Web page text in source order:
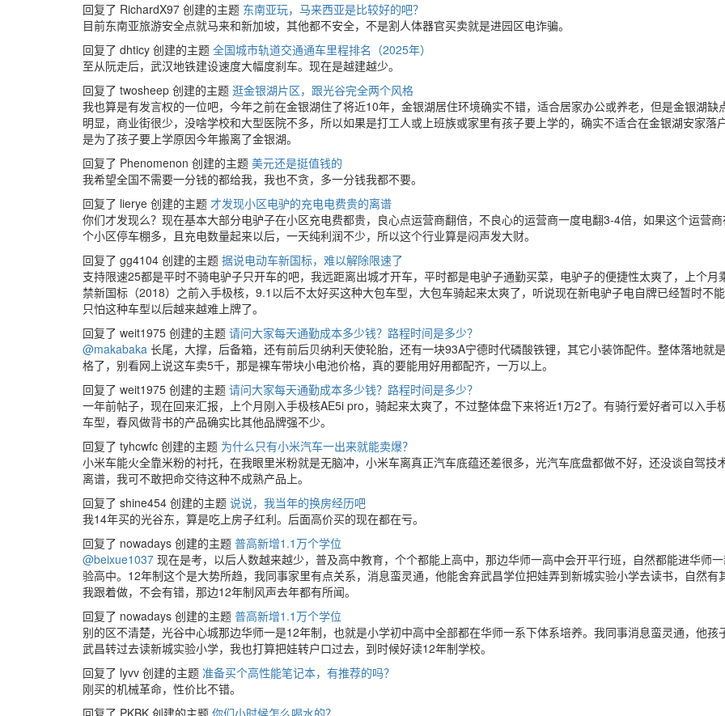
回复了 RichardX97 创建的主题 东南亚玩，马来西亚是比较好的吧？
目前东南亚旅游安全点就马来和新加坡，其他都不安全，不是割人体器官买卖就是进园区电诈骗。
回复了 dhticy 创建的主题 全国城市轨道交通通车里程排名（2025年）
至从阮走后，武汉地铁建设速度大幅度刹车。现在是越建越少。
回复了 twosheep 创建的主题 逛金银湖片区，跟光谷完全两个风格
我也算是有发言权的一位吧，今年之前在金银湖住了将近10年，金银湖居住环境确实不错，适合居家办公或养老，但是金银湖缺
明显，商业街很少，没啥学校和大型医院不多，所以如果是打工人或上班族或家里有孩子要上学的，确实不适合在金银湖安家落
是为了孩子要上学原因今年搬离了金银湖。
回复了 Phenomenon 创建的主题 美元还是挺值钱的
我希望全国不需要一分钱的都给我，我也不贪，多一分钱我都不要。
回复了 lierye 创建的主题 才发现小区电驴的充电电费贵的离谱
你们才发现么？现在基本大部分电驴子在小区充电费都贵，良心点运营商翻倍，不良心的运营商一度电翻3-4倍，如果这个运营
个小区停车棚多，且充电数量起来以后，一天纯利润不少，所以这个行业算是闷声发大财。
回复了 gg4104 创建的主题 据说电动车新国标，难以解除限速了
支持限速25都是平时不骑电驴子只开车的吧，我远距离出城才开车，平时都是电驴子通勤买菜，电驴子的便捷性太爽了，上个月
禁新国标（2018）之前入手极核，9.1以后不太好买这种大包车型，大包车骑起来太爽了，听说现在新电驴子电自牌已经暂时不能
只怕这种车型以后越来越难上牌了。
回复了 weit1975 创建的主题 请问大家每天通勤成本多少钱？路程时间是多少？
@makabaka 长尾，大撑，后备箱，还有前后贝纳利天使轮胎，还有一块93A宁德时代磷酸铁锂，其它小装饰配件。整体落地就
格了，别看网上说这车卖5千，那是裸车带块小电池价格，真的要能用好用都配齐，一万以上。
回复了 weit1975 创建的主题 请问大家每天通勤成本多少钱？路程时间是多少？
一年前帖子，现在回来汇报，上个月刚入手极核AE5i pro，骑起来太爽了，不过整体盘下来将近1万2了。有骑行爱好者可以入手
车型，春风做背书的产品确实比其他品牌强不少。
回复了 tyhcwfc 创建的主题 为什么只有小米汽车一出来就能卖爆？
小米车能火全靠米粉的衬托，在我眼里米粉就是无脑冲，小米车离真正汽车底蕴还差很多，光汽车底盘都做不好，还没谈自驾技
离谱，我可不敢把命交待这种不成熟产品上。
回复了 shine454 创建的主题 说说，我当年的换房经历吧
我14年买的光谷东，算是吃上房子红利。后面高价买的现在都在亏。
回复了 nowadays 创建的主题 普高新增1.1万个学位
@beixue1037 现在是考，以后人数越来越少，普及高中教育，个个都能上高中，那边华师一高中会开平行班，自然都能进华师
验高中。12年制这个是大势所趋，我同事家里有点关系，消息蛮灵通，他能舍弃武昌学位把娃弄到新城实验小学去读书，自然有
我跟着做，不会有错，那边12年制风声去年都有所闻。
回复了 nowadays 创建的主题 普高新增1.1万个学位
别的区不清楚，光谷中心城那边华师一是12年制，也就是小学初中高中全部都在华师一系下体系培养。我同事消息蛮灵通，他孩
武昌转过去读新城实验小学，我也打算把娃转户口过去，到时候好读12年制学校。
回复了 lyvv 创建的主题 准备买个高性能笔记本，有推荐的吗？
刚买的机械革命，性价比不错。
回复了 PKBK 创建的主题 你们小时候怎么喝水的？